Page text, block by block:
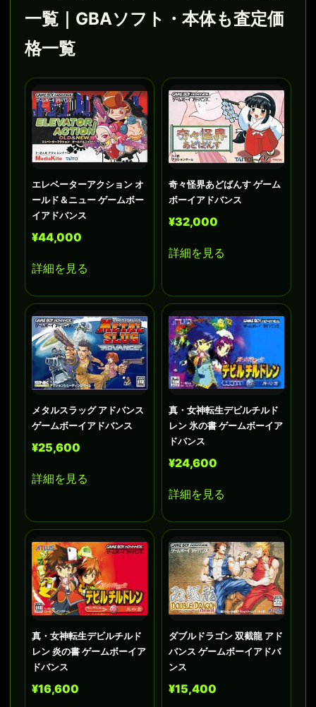
一覧｜GBAソフト・本体も査定価
格一覧
エレベーターアクション オ
ールド＆ニュー ゲームボー
イアドバンス
¥44,000
詳細を見る
奇々怪界あどばんす ゲーム
ボーイアドバンス
¥32,000
詳細を見る
メタルスラッグ アドバンス
ゲームボーイアドバンス
¥25,600
詳細を見る
真・女神転生デビルチルド
レン 氷の書 ゲームボーイア
ドバンス
¥24,600
詳細を見る
真・女神転生デビルチルド
レン 炎の書 ゲームボーイア
ドバンス
¥16,600
ダブルドラゴン 双截龍 アド
バンス ゲームボーイアドバ
ンス
¥15,400